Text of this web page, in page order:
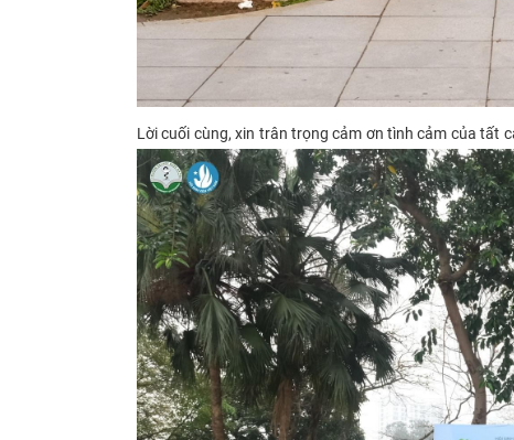
Lời cuối cùng, xin trân trọng cảm ơn tình cảm của tất